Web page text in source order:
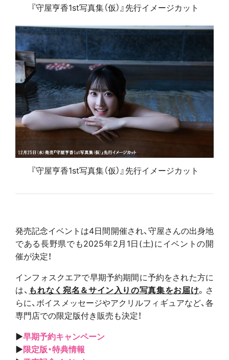
『守屋亨香1st写真集（仮）』先行イメージカット
『守屋亨香1st写真集（仮）』先行イメージカット
発売記念イベントは4日間開催され、守屋さんの出身地
である長野県でも2025年2月1日(土)にイベントの開
催が決定！
インフォスクエアで早期予約期間に予約をされた方に
は、 もれなく宛名＆サイン入りの写真集をお届け。さ
らに、ボイスメッセージやアクリルフィギュアなど、各
専門店での限定版付き販売も決定！
▶早期予約キャンペーン
▶限定版・特典情報